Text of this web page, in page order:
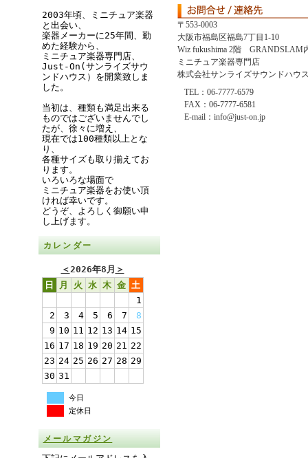
2003年頃、ミニチュア楽器
と出会い、
楽器メーカーに25年間、勤
めた経験から、
ミニチュア楽器専門店、
Just-On(サンライズサウ
ンドハウス）を開業致しま
した。
当初は、種類も満足出来る
ものではございませんでし
たが、徐々に増え、
現在では100種類以上とな
り、
各種サイズも取り揃えてお
ります。
いろいろな場面で
ミニチュア楽器をお使い頂
ければ幸いです。
どうぞ、よろしく御願い申
し上げます。
カレンダー
＜2026年8月 ＞
日
月 火 水 木 金 土
1
2
3 4 5 6 7
8
9 10 11 12 13 14 15
16 17 18 19 20 21 22
23 24 25 26 27 28 29
30 31
今日
定休日
メールマガジン
〒553-0003
大阪市福島区福島7丁目1-10
Wiz fukushima 2階 GRANDSLAM
ミニチュア楽器専門店
株式会社サンライズサウンドハウ
TEL：06-7777-6579
FAX：06-7777-6581
E-mail：info@just-on.jp